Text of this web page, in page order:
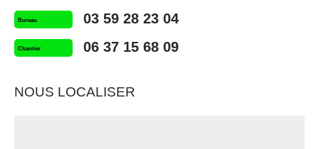
Bureau 03 59 28 23 04
Chantier 06 37 15 68 09
NOUS LOCALISER